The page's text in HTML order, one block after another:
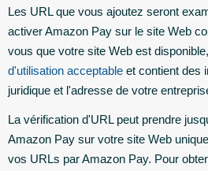
Les URL que vous ajoutez seront
activer Amazon Pay sur le site Web
vous que votre site Web est
d'utilisation acceptable et contient des
juridique et l'adresse de votre
La vérification d'URL peut prendre
Amazon Pay sur votre site Web
vos URLs par Amazon Pay. Pour